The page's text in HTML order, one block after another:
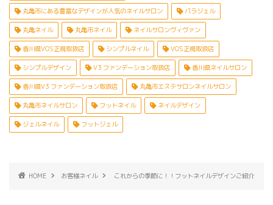
丸亀市にある豊富なデザインが人気のネイルサロン パラジェル
丸亀ネイル 丸亀市ネイル ネイルサロンヴィヴァン
香川県VOS正規取扱店 シンプルネイル VOS正規取扱店
シンプルデザイン V3 ファンデーション取扱店 香川県ネイルサロン
香川県V3 ファンデーション取扱店 丸亀市エステサロンネイルサロン
丸亀市ネイルサロン フットネイル ネイルデザイン
ジェルネイル フットジェル
HOME お客様ネイル これからの季節に！！フットネイルデザインご紹介